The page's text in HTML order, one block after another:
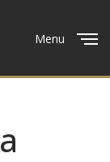
Menu